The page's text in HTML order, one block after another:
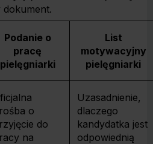
Podanie o
pracę
pielęgniarki
List
motywacyjny
pielęgniarki
o
do
na
Uzasadnienie,
dlaczego
kandydatka jest
odpowiednią